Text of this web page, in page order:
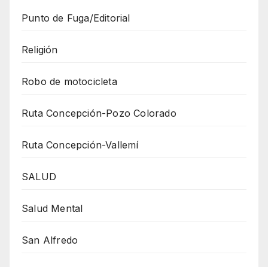
Punto de Fuga/Editorial
Religión
Robo de motocicleta
Ruta Concepción-Pozo Colorado
Ruta Concepción-Vallemí
SALUD
Salud Mental
San Alfredo